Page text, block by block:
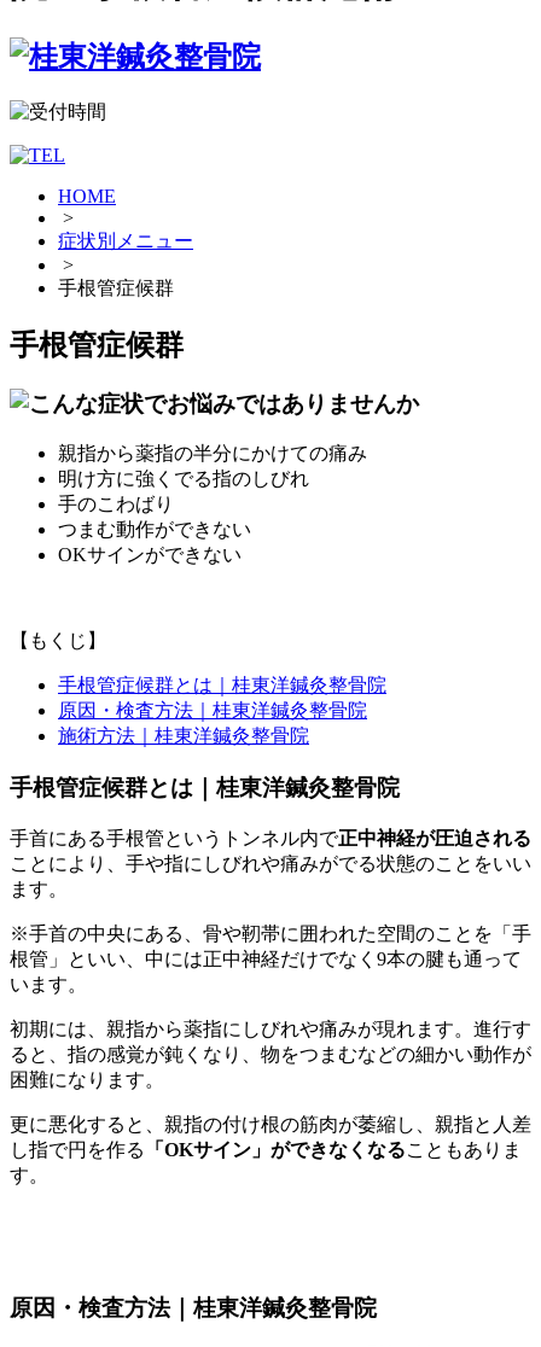
HOME
>
症状別メニュー
>
手根管症候群
手根管症候群
親指から薬指の半分にかけての痛み
明け方に強くでる指のしびれ
手のこわばり
つまむ動作ができない
OKサインができない
【もくじ】
手根管症候群とは｜桂東洋鍼灸整骨院
原因・検査方法｜桂東洋鍼灸整骨院
施術方法｜桂東洋鍼灸整骨院
手根管症候群とは｜桂東洋鍼灸整骨院
手首にある手根管というトンネル内で正中神経が圧迫される
ことにより、手や指にしびれや痛みがでる状態のことをいい
ます。
※手首の中央にある、骨や靭帯に囲われた空間のことを「手
根管」といい、中には正中神経だけでなく9本の腱も通って
います。
初期には、親指から薬指にしびれや痛みが現れます。進行す
ると、指の感覚が鈍くなり、物をつまむなどの細かい動作が
困難になります。
更に悪化すると、親指の付け根の筋肉が萎縮し、親指と人差
し指で円を作る
「OKサイン」ができなくなることもありま
す。
原因・検査方法｜桂東洋鍼灸整骨院